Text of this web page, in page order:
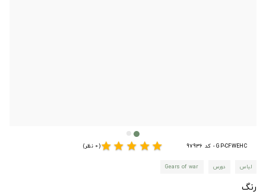
GP-CFWEHC - کد 97936 star
star
star
star
star(0 نظر)
لباس دورس Gears of war
رنگ